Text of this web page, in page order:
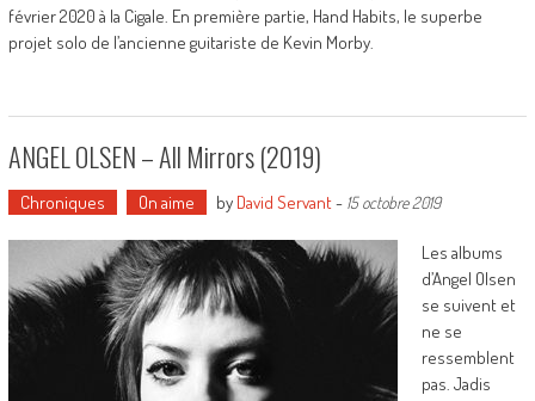
février 2020 à la Cigale. En première partie, Hand Habits, le superbe
projet solo de l’ancienne guitariste de Kevin Morby.
ANGEL OLSEN – All Mirrors (2019)
Chroniques On aime by David Servant- 15 octobre 2019
Les albums
d’Angel Olsen
se suivent et
ne se
ressemblent
pas. Jadis